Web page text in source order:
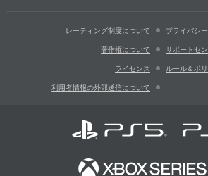
レーティング制度について プライバシ
著作権について サポートセ
ライセンス ルール＆ポ
利用者情報の外部送信について